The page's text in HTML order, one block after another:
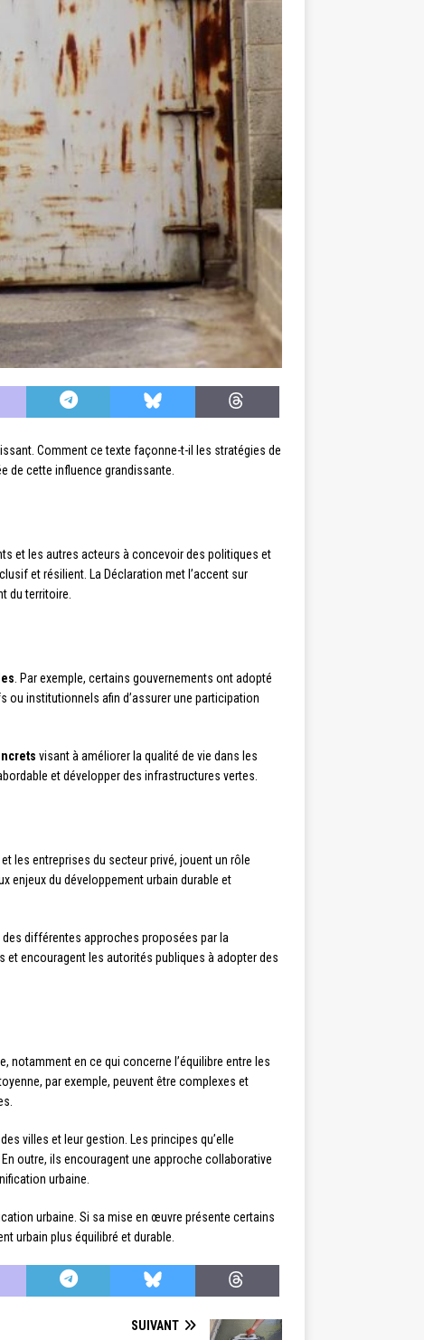
Comment ce texte façonne-t-il les stratégies de
de cette influence grandissante.
et les autres acteurs à concevoir des politiques et
et résilient. La Déclaration met l’accent sur
du territoire.
. Par exemple, certains gouvernements ont adopté
ou institutionnels afin d’assurer une participation
visant à améliorer la qualité de vie dans les
et développer des infrastructures vertes.
les entreprises du secteur privé, jouent un rôle
enjeux du développement urbain durable et
des différentes approches proposées par la
et encouragent les autorités publiques à adopter des
notamment en ce qui concerne l’équilibre entre les
par exemple, peuvent être complexes et
villes et leur gestion. Les principes qu’elle
outre, ils encouragent une approche collaborative
urbaine.
urbaine. Si sa mise en œuvre présente certains
urbain plus équilibré et durable.
SUIVANT